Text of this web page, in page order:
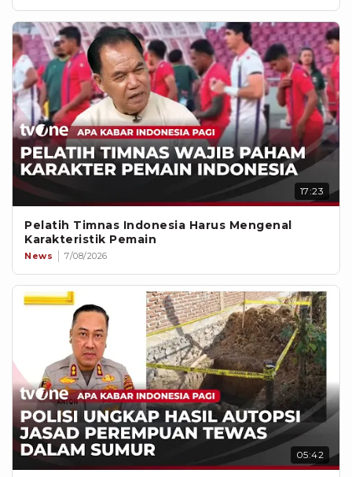
17:23
Pelatih Timnas Indonesia Harus Mengenal
Karakteristik Pemain
News 7/08/2026
05:42